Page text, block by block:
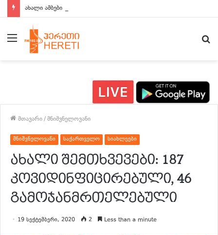
ახალი ამბები 15:00 საათზე
მენიუ
მთავარი/მნიშვნელოვანი
მნიშვნელოვანი საქართველო სიახლეები
ახალი შემთხვევები: 187
კოვიდინფიცირებული, 46
გამოჯანმრთელებული
19 სექტემბერი, 2020 2 Less than a minute